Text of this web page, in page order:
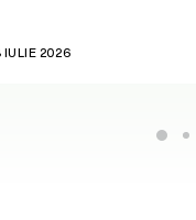
IULIE 2026